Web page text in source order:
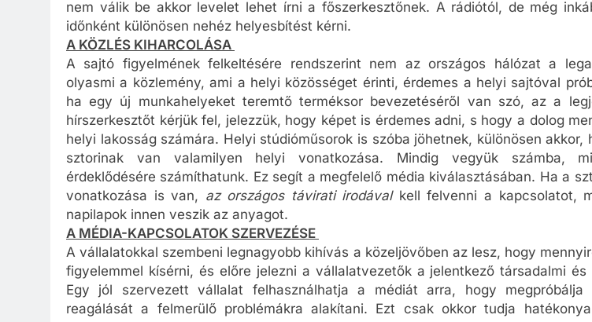
nem válik be akkor levelet lehet írni a főszerkesztőnek. A rádiótól, de még
időnként különösen nehéz helyesbítést kérni.
A KÖZLÉS KIHARCOLÁSA
A sajtó figyelmének felkeltésére rendszerint nem az országos hálózat a
olyasmi a közlemény, ami a helyi közösséget érinti, érdemes a helyi sajtóval
ha egy új munkahelyeket teremtő terméksor bevezetéséről van szó, az a
hírszerkesztőt kérjük fel, jelezzük, hogy képet is érdemes adni, s hogy a dolog
helyi lakosság számára. Helyi stúdióműsorok is szóba jöhetnek, különösen akkor,
sztorinak van valamilyen helyi vonatkozása. Mindig vegyük számba,
érdeklődésére számíthatunk. Ez segít a megfelelő média kiválasztásában. Ha a
vonatkozása is van, az országos távirati irodávalkell felvenni a kapcsolatot,
napilapok innen veszik az anyagot.
A MÉDIA-KAPCSOLATOK SZERVEZÉSE
A vállalatokkal szembeni legnagyobb kihívás a közeljövőben az lesz, hogy
figyelemmel kísérni, és előre jelezni a vállalatvezetők a jelentkező társadalmi és
Egy jól szervezett vállalat felhasználhatja a médiát arra, hogy megpróbálja
reagálását a felmerülő problémákra alakítani. Ezt csak okkor tudja